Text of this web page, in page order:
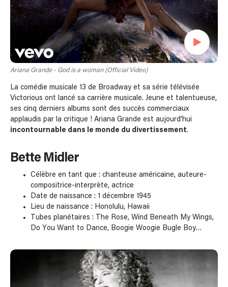
Ariana Grande - God is a woman (Official Video)
La comédie musicale 13 de Broadway et sa série télévisée
Victorious ont lancé sa carrière musicale. Jeune et talentueuse,
ses cinq derniers albums sont des succès commerciaux
applaudis par la critique ! Ariana Grande est aujourd’hui
incontournable dans le monde du divertissement.
Bette Midler
Célèbre en tant que : chanteuse américaine, auteure-
compositrice-interprète, actrice
Date de naissance : 1 décembre 1945
Lieu de naissance : Honolulu, Hawaii
Tubes planétaires : The Rose, Wind Beneath My Wings,
Do You Want to Dance, Boogie Woogie Bugle Boy…